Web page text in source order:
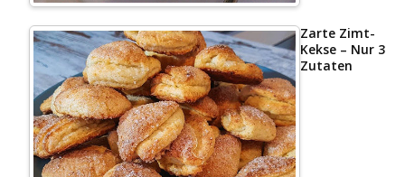
Zarte Zimt-
Kekse – Nur 3
Zutaten